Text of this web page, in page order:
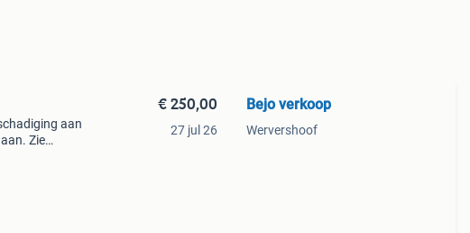
aan
Zie
€ 250,00
27 jul 26
Bejo verkoop
Wervershoof